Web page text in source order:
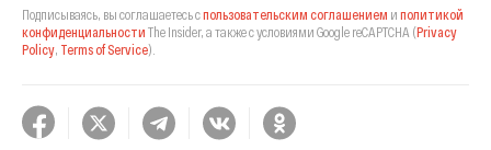
Подписываясь, вы соглашаетесь спользовательским соглашением и политикой
конфиденциальности The Insider, а также с условиями Google reCAPTCHA (Privacy
Policy Terms of Service).